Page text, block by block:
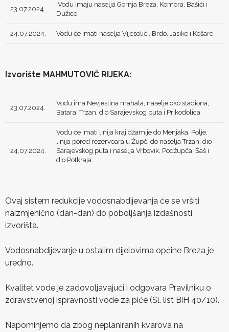
23.07.2024.
Vodu imaju naselja Gornja Breza, Komora, Bašići i
Dužice
24.07.2024. Vodu će imati naselja Vijesolići, Brdo, Jasike i Košare
Izvorište MAHMUTOVIĆ RIJEKA:
23.07.2024.
Vodu ima Nevjestina mahala, naselje oko stadiona,
Batara, Trzan, dio Sarajevskog puta i Prikodolica
24.07.2024.
Vodu će imati linija kraj džamije do Menjaka, Polje,
linija pored rezervoara u Župči do naselja Trzan, dio
Sarajevskog puta i naselja Vrbovik, Podžupča, Šaš i
dio Potkraja.
Ovaj sistem redukcije vodosnabdijevanja će se vršiti
naizmjenično (dan-dan) do poboljšanja izdašnosti
izvorišta.
Vodosnabdijevanje u ostalim dijelovima općine Breza je
uredno.
Kvalitet vode je zadovoljavajući i odgovara Pravilniku o
zdravstvenoj ispravnosti vode za piće (Sl. list BiH 40/10).
Napominjemo da zbog neplaniranih kvarova na